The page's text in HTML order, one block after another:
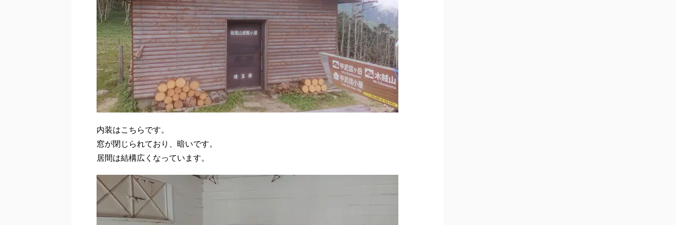
内装はこちらです。
窓が閉じられており、暗いです。
居間は結構広くなっています。